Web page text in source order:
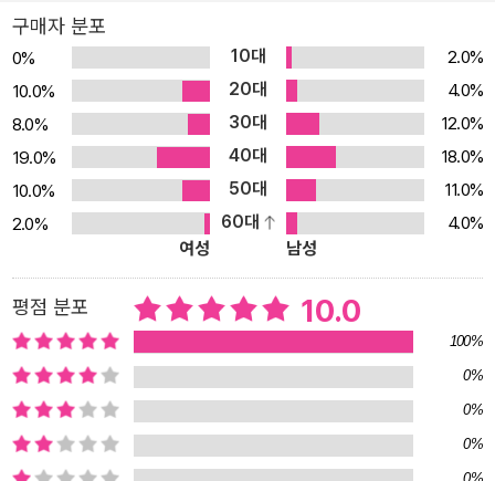
이플라워호가 본국으로 돌아갈 때도 아무도 그 배에 올라타지 않았
다. 이렇게 유럽의 많은 사람들이 백지에 가까운 대륙으로 건너왔다.
물론 그 중에는 돈을 쫓아 건너온 사람부터 부랑자, 도망자들이 다수
를 차지했지만, 종교적 가치를 지키거나, 새로운 자신만의 이념을 실
현시키기 위해 건너온 사람도 많았다. 그런 이들이 아무것도 없는 대
륙에서 어떤 고통스러운 삶을 살았을지, 지금의 미국을 생각해보면,
상상하기 어려울 것이다. 미국의 가치는 이런 고난을 기반으로 만들
어졌다. 이런 일화는 자유와 개척, 평등을 내세우는 미국의 건국신화
인 셈이다. 이들이 남긴 프론티어 정신은 추후 미국이 세계의 패권국
으로 발돋움하는 데 큰 영향을 끼친다. 자유와 평등의 가치를 내세우
며 머나먼 땅에서 피 흘릴 수 있는 원동력이 된 것이다. 영국의 식민지
시절을 지나 하나의 미국이 되기까지. 미국의 성장과 고난 그리고 어
두운 면을 보다 책에서는 미국이라는 ‘순례의 조상들’과 같은 미국 정
신의 기반이 된 사건들도 살펴볼 수 있지만, 또 다른 한편으로는 영국
의 13개 주에서 시작한 미국의 독립, 그리고 발전과 현재 미국이라는
구매자 분포
0% 10대
2.0%
10.0%
20대
4.0%
8.0%
30대
12.0%
19.0%
40대
18.0%
10.0%
50대
11.0%
2.0%
60대
4.0%
여성
남성
평점 분포 10.0
100%
0%
0%
0%